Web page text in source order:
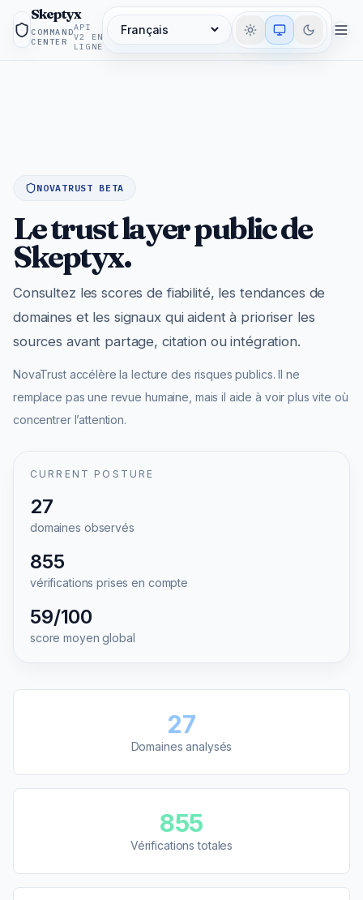
Skeptyx
COMMAND
CENTER
API
V2 EN
LIGNE
Langue
NOVATRUST BETA
Le trust layer public de
Skeptyx.
Consultez les scores de fiabilité, les tendances de
domaines et les signaux qui aident à prioriser les
sources avant partage, citation ou intégration.
NovaTrust accélère la lecture des risques publics. Il ne
remplace pas une revue humaine, mais il aide à voir plus vite où
concentrer l’attention.
CURRENT POSTURE
27
domaines observés
855
vérifications prises en compte
59/100
score moyen global
Sections NovaTrust
27
Domaines analysés
855
Vérifications totales